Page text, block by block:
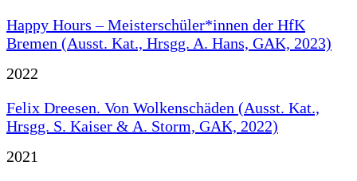
Happy Hours – Meisterschüler*innen der HfK
Bremen (Ausst. Kat., Hrsgg. A. Hans, GAK, 2023)
2022
Felix Dreesen. Von Wolkenschäden (Ausst. Kat.,
Hrsgg. S. Kaiser & A. Storm, GAK, 2022)
2021